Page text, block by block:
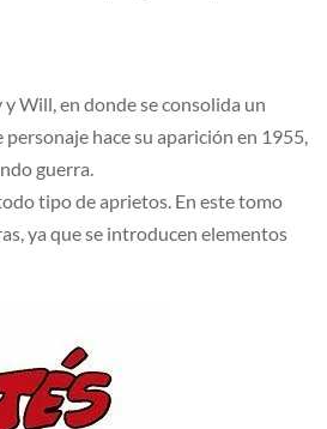
Will, en donde se consolida un
hace su aparición en 1955,
guerra.
tipo de aprietos. En este tomo
ya que se introducen elementos